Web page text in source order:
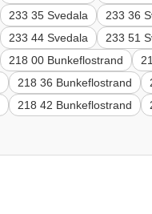
233 35 Svedala 233 36
233 44 Svedala 233 51
218 00 Bunkeflostrand
218 36 Bunkeflostrand
218 42 Bunkeflostrand